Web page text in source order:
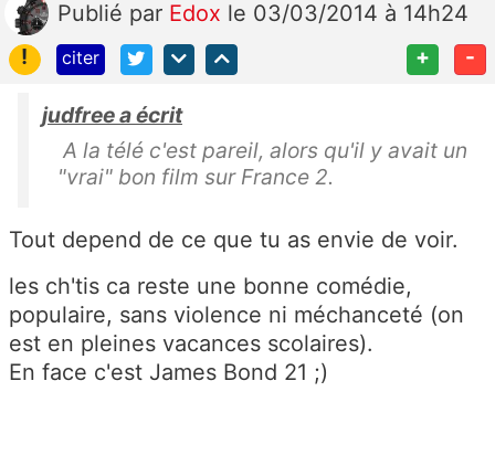
Publié par Edox le 03/03/2014 à 14h24
!
citer + -
judfree a écrit
A la télé c'est pareil, alors qu'il y avait un
"vrai" bon film sur France 2.
Tout depend de ce que tu as envie de voir.
les ch'tis ca reste une bonne comédie,
populaire, sans violence ni méchanceté (on
est en pleines vacances scolaires).
En face c'est James Bond 21 ;)